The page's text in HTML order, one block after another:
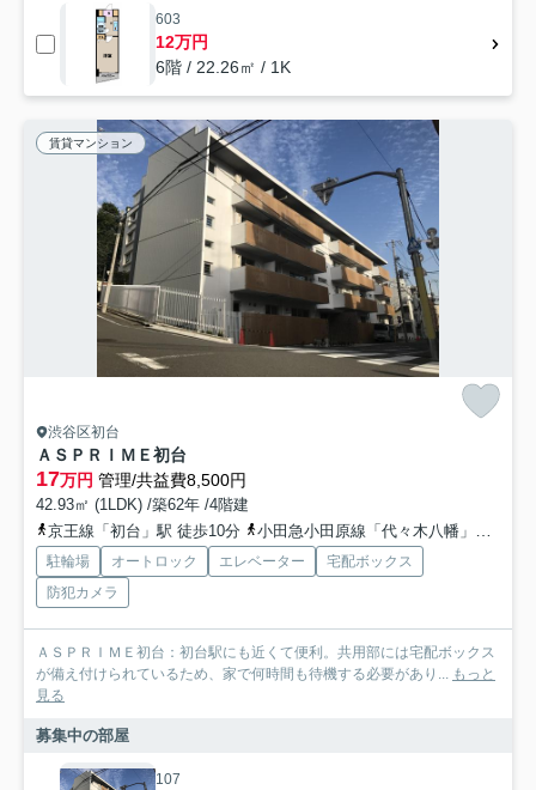
603
12万円
6階 / 22.26㎡ / 1K
賃貸マンション
渋谷区初台
ＡＳＰＲＩＭＥ初台
17万円 管理/共益費8,500円
42.93㎡ (1LDK) /築62年 /4階建
京王線「初台」駅 徒歩10分
小田急小田原線「代々木八幡」駅 徒歩13分
駐輪場 オートロック エレベーター
宅配ボックス
防犯カメラ
ＡＳＰＲＩＭＥ初台：初台駅にも近くて便利。共用部には宅配ボックス
が備え付けられているため、家で何時間も待機する必要があり... もっと
見る
募集中の部屋
107